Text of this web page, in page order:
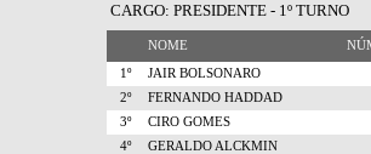
CARGO: PRESIDENTE - 1º TURNO
NOME
1º JAIR BOLSONARO
2º
FERNANDO HADDAD
3º
CIRO GOMES
4º
GERALDO ALCKMIN